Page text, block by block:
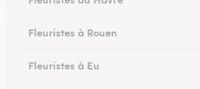
Fleuristes à Rouen
Fleuristes à Eu